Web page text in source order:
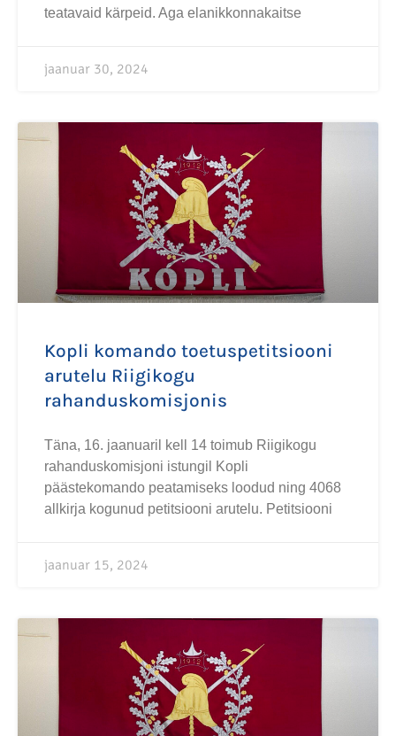
teatavaid kärpeid. Aga elanikkonnakaitse
jaanuar 30, 2024
Kopli komando toetuspetitsiooni
arutelu Riigikogu
rahanduskomisjonis
Täna, 16. jaanuaril kell 14 toimub Riigikogu
rahanduskomisjoni istungil Kopli
päästekomando peatamiseks loodud ning 4068
allkirja kogunud petitsiooni arutelu. Petitsiooni
jaanuar 15, 2024